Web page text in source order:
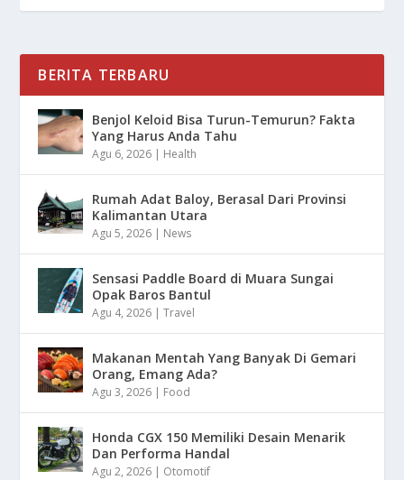
BERITA TERBARU
Benjol Keloid Bisa Turun-Temurun? Fakta
Yang Harus Anda Tahu
Agu 6, 2026 | Health
Rumah Adat Baloy, Berasal Dari Provinsi
Kalimantan Utara
Agu 5, 2026 | News
Sensasi Paddle Board di Muara Sungai
Opak Baros Bantul
Agu 4, 2026 |Travel
Makanan Mentah Yang Banyak Di Gemari
Orang, Emang Ada?
Agu 3, 2026 | Food
Honda CGX 150 Memiliki Desain Menarik
Dan Performa Handal
Agu 2, 2026 | Otomotif